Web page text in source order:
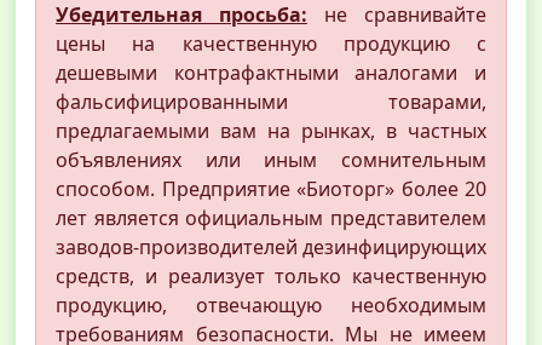
Убедительная просьба: не сравнивайте
цены на качественную продукцию с
дешевыми контрафактными аналогами и
фальсифицированными товарами,
предлагаемыми вам на рынках, в частных
объявлениях или иным сомнительным
способом. Предприятие «Биоторг» более 20
лет является официальным представителем
заводов-производителей дезинфицирующих
средств, и реализует только качественную
продукцию, отвечающую необходимым
требованиям безопасности. Мы не имеем